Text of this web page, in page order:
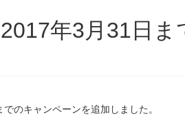
年3月31日
のキャンペーンを追加しました。